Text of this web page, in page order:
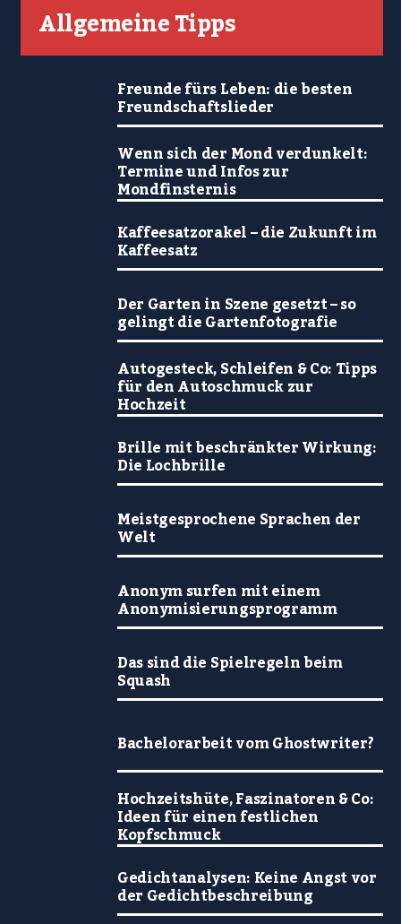
Allgemeine Tipps
Freunde fürs Leben: die besten
Freundschaftslieder
Wenn sich der Mond verdunkelt:
Termine und Infos zur
Mondfinsternis
Kaffeesatzorakel – die Zukunft im
Kaffeesatz
Der Garten in Szene gesetzt – so
gelingt die Gartenfotografie
Autogesteck, Schleifen & Co: Tipps
für den Autoschmuck zur
Hochzeit
Brille mit beschränkter Wirkung:
Die Lochbrille
Meistgesprochene Sprachen der
Welt
Anonym surfen mit einem
Anonymisierungsprogramm
Das sind die Spielregeln beim
Squash
Bachelorarbeit vom Ghostwriter?
Hochzeitshüte, Faszinatoren & Co:
Ideen für einen festlichen
Kopfschmuck
Gedichtanalysen: Keine Angst vor
der Gedichtbeschreibung